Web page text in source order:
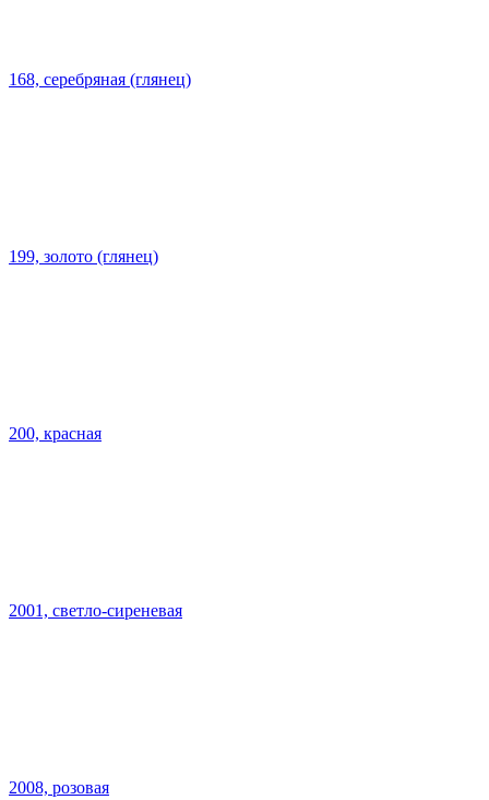
168, серебряная (глянец)
199, золото (глянец)
200, красная
2001, светло-сиреневая
2008, розовая